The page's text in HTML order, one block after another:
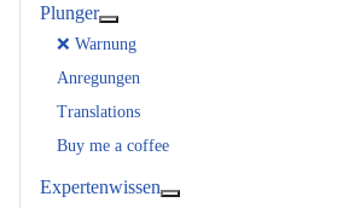
Plunger
❌ Warnung
Anregungen
Translations
Buy me a coffee
Expertenwissen